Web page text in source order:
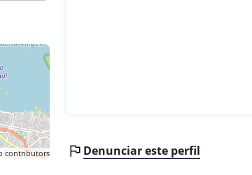
contributors Denunciar este perfil